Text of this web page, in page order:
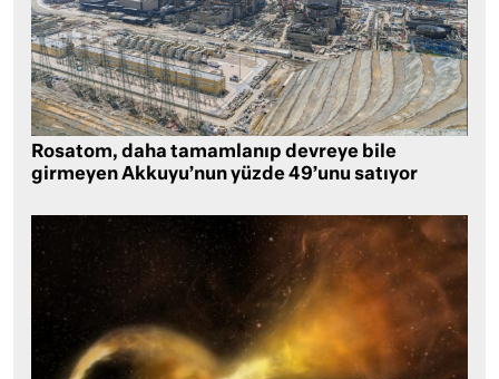
Rosatom, daha tamamlanıp devreye bile
girmeyen Akkuyu’nun yüzde 49’unu satıyor